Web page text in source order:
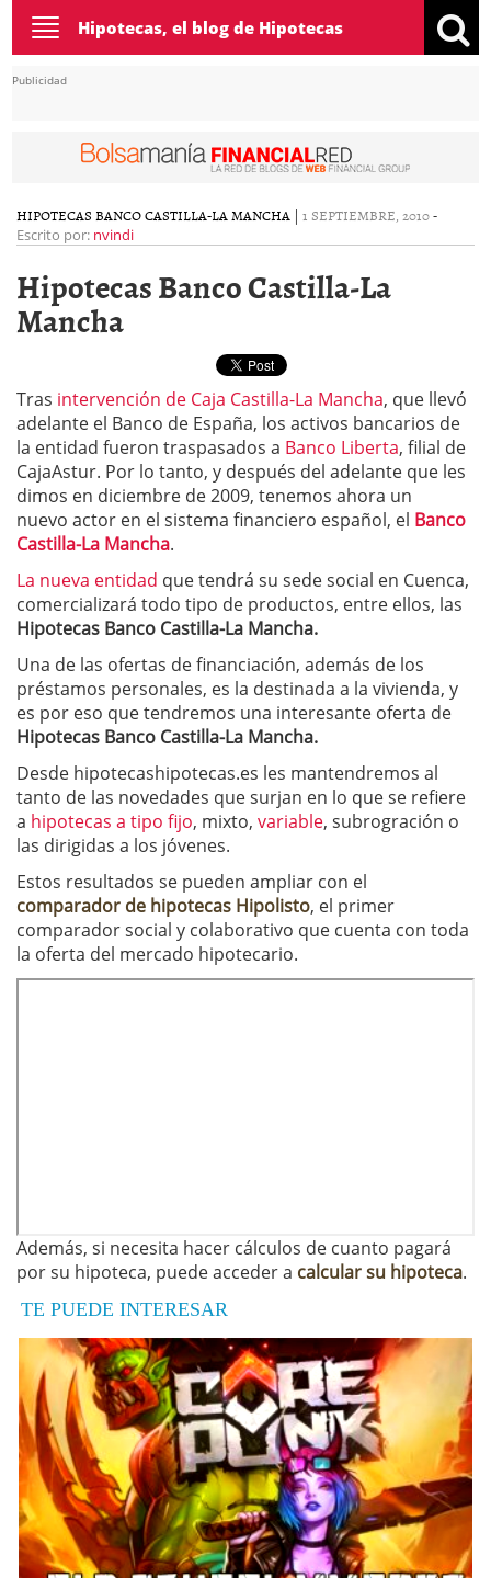
Toggle
navigation
Hipotecas, el blog de Hipotecas
Publicidad
HIPOTECAS BANCO CASTILLA-LA MANCHA | 1 SEPTIEMBRE, 2010-
Escrito por: nvindi
Hipotecas Banco Castilla-La
Mancha
Tras intervención de Caja Castilla-La Mancha, que llevó
adelante el Banco de España, los activos bancarios de
la entidad fueron traspasados a Banco Liberta, filial de
CajaAstur. Por lo tanto, y después del adelante que les
dimos en diciembre de 2009, tenemos ahora un
nuevo actor en el sistema financiero español, el Banco
Castilla-La Mancha.
La nueva entidad que tendrá su sede social en Cuenca,
comercializará todo tipo de productos, entre ellos, las
Hipotecas Banco Castilla-La Mancha.
Una de las ofertas de financiación, además de los
préstamos personales, es la destinada a la vivienda, y
es por eso que tendremos una interesante oferta de
Hipotecas Banco Castilla-La Mancha.
Desde hipotecashipotecas.es les mantendremos al
tanto de las novedades que surjan en lo que se refiere
a hipotecas a tipo fijo, mixto, variable, subrogración o
las dirigidas a los jóvenes.
Estos resultados se pueden ampliar con el
comparador de hipotecas Hipolisto, el primer
comparador social y colaborativo que cuenta con toda
la oferta del mercado hipotecario.
Además, si necesita hacer cálculos de cuanto pagará
por su hipoteca, puede acceder a calcular su hipoteca.
TE PUEDE INTERESAR